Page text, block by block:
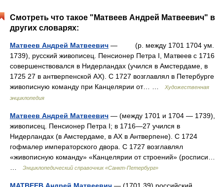
Смотреть что такое "Матвеев Андрей Матвеевич" в
других словарях:
Матвеев Андрей Матвеевич — (р. между 1701 1704 ум.
1739), русский живописец. Пенсионер Петра I, Матвеев с 1716
совершенствовался в Нидерландах (учился в Амстердаме, в
1725 27 в антверпенской АХ). С 1727 возглавлял в Петербурге
живописную команду при Канцелярии от… …
Художественная
энциклопедия
Матвеев Андрей Матвеевич — (между 1701 и 1704 — 1739),
живописец. Пенсионер Петра I; в 1716—27 учился в
Нидерландах (в Амстердаме, в АХ в Антверпене). С 1724
гофмалер императорского двора. С 1727 возглавлял
«живописную команду» «Канцелярии от строений» (росписи…
Энциклопедический справочник «Санкт-Петербург»